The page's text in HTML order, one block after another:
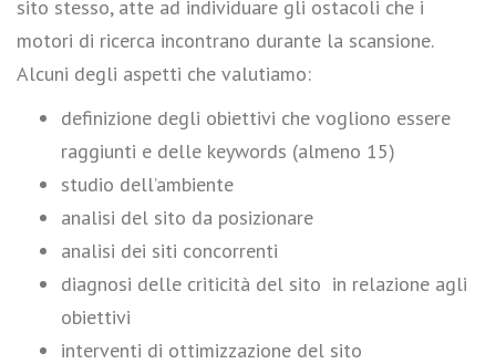
sito stesso, atte ad individuare gli ostacoli che i
motori di ricerca incontrano durante la scansione.
Alcuni degli aspetti che valutiamo:
definizione degli obiettivi che vogliono essere
raggiunti e delle keywords (almeno 15)
studio dell’ambiente
analisi del sito da posizionare
analisi dei siti concorrenti
diagnosi delle criticità del sito in relazione agli
obiettivi
interventi di ottimizzazione del sito